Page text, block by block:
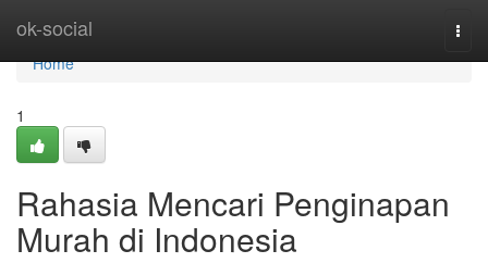
ok-social
Home
Home
1
Rahasia Mencari Penginapan
Murah di Indonesia